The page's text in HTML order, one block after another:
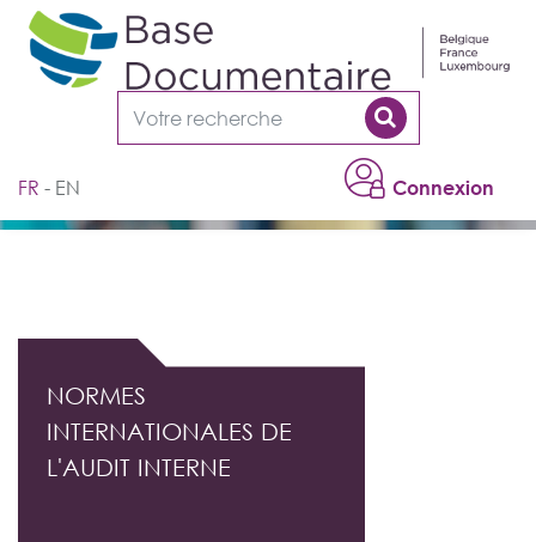
Connexion
FR EN
NORMES
INTERNATIONALES DE
L'AUDIT INTERNE
Cookies management panel